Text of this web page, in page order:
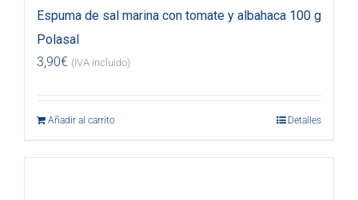
Espuma de sal marina con tomate y albahaca 100 g
Polasal
3,90€ (IVA incluido)
Añadir al carrito Detalles